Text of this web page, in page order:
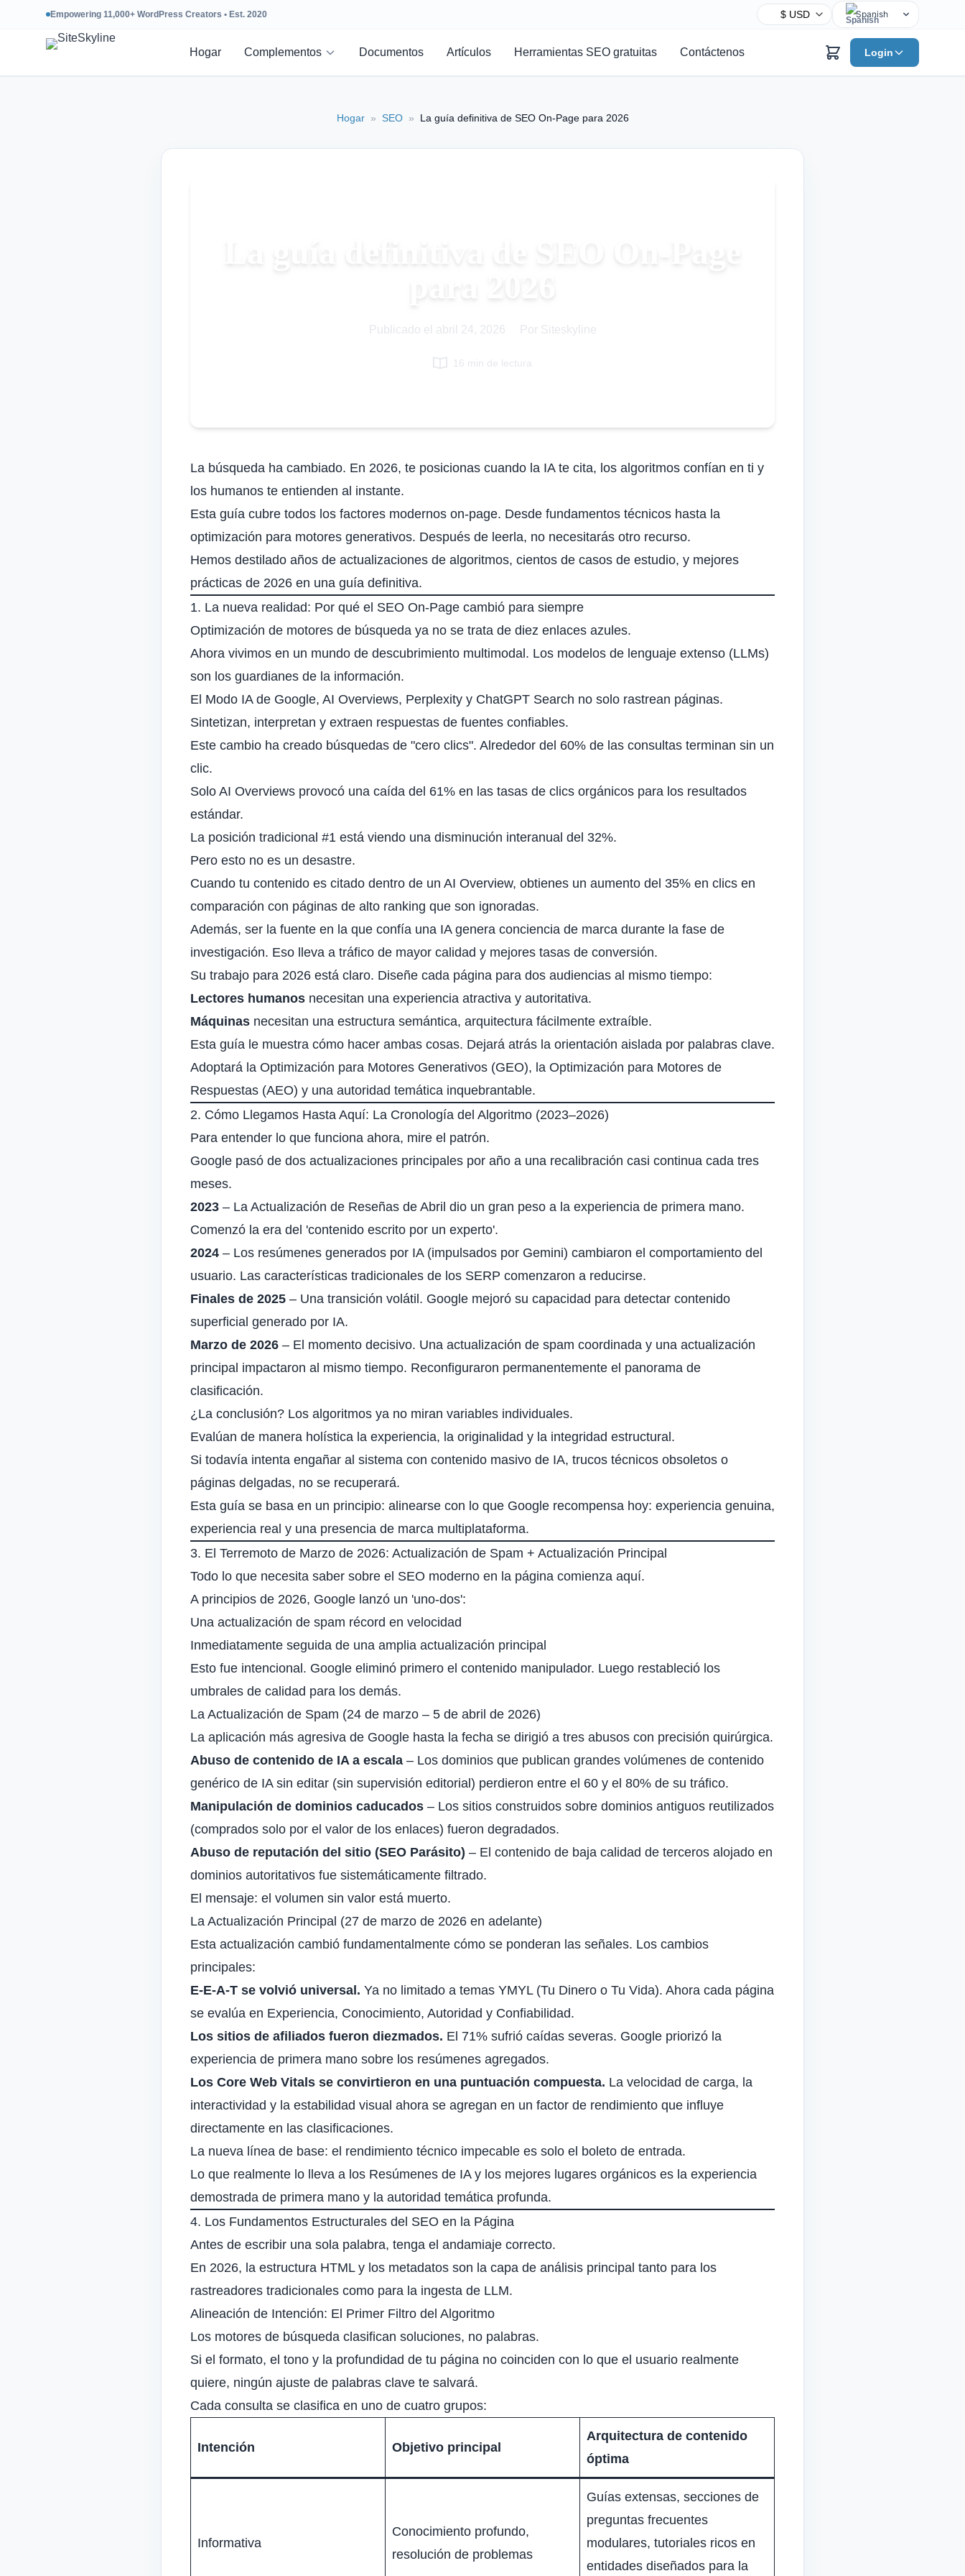
Empowering 11,000+ WordPress Creators • Est. 2020 Spanish
English
Chinese
Hogar Complementos Documentos Artículos Herramientas SEO gratuitas Contáctenos Login
Hogar » SEO » La guía definitiva de SEO On-Page para 2026
Publicado el abril 24, 2026 Por Siteskyline
16 min de lectura
La búsqueda ha cambiado. En 2026, te posicionas cuando la IA te cita, los algoritmos confían en ti y
los humanos te entienden al instante.
Esta guía cubre todos los factores modernos on-page. Desde fundamentos técnicos hasta la
optimización para motores generativos. Después de leerla, no necesitarás otro recurso.
Hemos destilado años de actualizaciones de algoritmos, cientos de casos de estudio, y mejores
prácticas de 2026 en una guía definitiva.
1. La nueva realidad: Por qué el SEO On-Page cambió para siempre
Optimización de motores de búsqueda ya no se trata de diez enlaces azules.
Ahora vivimos en un mundo de descubrimiento multimodal. Los modelos de lenguaje extenso (LLMs)
son los guardianes de la información.
El Modo IA de Google, AI Overviews, Perplexity y ChatGPT Search no solo rastrean páginas.
Sintetizan, interpretan y extraen respuestas de fuentes confiables.
Este cambio ha creado búsquedas de "cero clics". Alrededor del 60% de las consultas terminan sin un
clic.
Solo AI Overviews provocó una caída del 61% en las tasas de clics orgánicos para los resultados
estándar.
La posición tradicional #1 está viendo una disminución interanual del 32%.
Pero esto no es un desastre.
Cuando tu contenido es citado dentro de un AI Overview, obtienes un aumento del 35% en clics en
comparación con páginas de alto ranking que son ignoradas.
Además, ser la fuente en la que confía una IA genera conciencia de marca durante la fase de
investigación. Eso lleva a tráfico de mayor calidad y mejores tasas de conversión.
Su trabajo para 2026 está claro. Diseñe cada página para dos audiencias al mismo tiempo:
Lectores humanos necesitan una experiencia atractiva y autoritativa.
Máquinas necesitan una estructura semántica, arquitectura fácilmente extraíble.
Esta guía le muestra cómo hacer ambas cosas. Dejará atrás la orientación aislada por palabras clave.
Adoptará la Optimización para Motores Generativos (GEO), la Optimización para Motores de
Respuestas (AEO) y una autoridad temática inquebrantable.
2. Cómo Llegamos Hasta Aquí: La Cronología del Algoritmo (2023–2026)
Para entender lo que funciona ahora, mire el patrón.
Google pasó de dos actualizaciones principales por año a una recalibración casi continua cada tres
meses.
2023 – La Actualización de Reseñas de Abril dio un gran peso a la experiencia de primera mano.
Comenzó la era del 'contenido escrito por un experto'.
2024 – Los resúmenes generados por IA (impulsados por Gemini) cambiaron el comportamiento del
usuario. Las características tradicionales de los SERP comenzaron a reducirse.
Finales de 2025 – Una transición volátil. Google mejoró su capacidad para detectar contenido
superficial generado por IA.
Marzo de 2026 – El momento decisivo. Una actualización de spam coordinada y una actualización
principal impactaron al mismo tiempo. Reconfiguraron permanentemente el panorama de
clasificación.
¿La conclusión? Los algoritmos ya no miran variables individuales.
Evalúan de manera holística la experiencia, la originalidad y la integridad estructural.
Si todavía intenta engañar al sistema con contenido masivo de IA, trucos técnicos obsoletos o
páginas delgadas, no se recuperará.
Esta guía se basa en un principio: alinearse con lo que Google recompensa hoy: experiencia genuina,
experiencia real y una presencia de marca multiplataforma.
3. El Terremoto de Marzo de 2026: Actualización de Spam + Actualización Principal
Todo lo que necesita saber sobre el SEO moderno en la página comienza aquí.
A principios de 2026, Google lanzó un 'uno‑dos':
Una actualización de spam récord en velocidad
Inmediatamente seguida de una amplia actualización principal
Esto fue intencional. Google eliminó primero el contenido manipulador. Luego restableció los
umbrales de calidad para los demás.
La Actualización de Spam (24 de marzo – 5 de abril de 2026)
La aplicación más agresiva de Google hasta la fecha se dirigió a tres abusos con precisión quirúrgica.
Abuso de contenido de IA a escala – Los dominios que publican grandes volúmenes de contenido
genérico de IA sin editar (sin supervisión editorial) perdieron entre el 60 y el 80% de su tráfico.
Manipulación de dominios caducados – Los sitios construidos sobre dominios antiguos reutilizados
(comprados solo por el valor de los enlaces) fueron degradados.
Abuso de reputación del sitio (SEO Parásito) – El contenido de baja calidad de terceros alojado en
dominios autoritativos fue sistemáticamente filtrado.
El mensaje: el volumen sin valor está muerto.
La Actualización Principal (27 de marzo de 2026 en adelante)
Esta actualización cambió fundamentalmente cómo se ponderan las señales. Los cambios
principales:
E‑E‑A‑T se volvió universal. Ya no limitado a temas YMYL (Tu Dinero o Tu Vida). Ahora cada página
se evalúa en Experiencia, Conocimiento, Autoridad y Confiabilidad.
Los sitios de afiliados fueron diezmados. El 71% sufrió caídas severas. Google priorizó la
experiencia de primera mano sobre los resúmenes agregados.
Los Core Web Vitals se convirtieron en una puntuación compuesta. La velocidad de carga, la
interactividad y la estabilidad visual ahora se agregan en un factor de rendimiento que influye
directamente en las clasificaciones.
La nueva línea de base: el rendimiento técnico impecable es solo el boleto de entrada.
Lo que realmente lo lleva a los Resúmenes de IA y los mejores lugares orgánicos es la experiencia
demostrada de primera mano y la autoridad temática profunda.
4. Los Fundamentos Estructurales del SEO en la Página
Antes de escribir una sola palabra, tenga el andamiaje correcto.
En 2026, la estructura HTML y los metadatos son la capa de análisis principal tanto para los
rastreadores tradicionales como para la ingesta de LLM.
Alineación de Intención: El Primer Filtro del Algoritmo
Los motores de búsqueda clasifican soluciones, no palabras.
Si el formato, el tono y la profundidad de tu página no coinciden con lo que el usuario realmente
quiere, ningún ajuste de palabras clave te salvará.
Cada consulta se clasifica en uno de cuatro grupos:
Intención Objetivo principal
Arquitectura de contenido
óptima
Informativa
Conocimiento profundo,
resolución de problemas
Guías extensas, secciones de
preguntas frecuentes
modulares, tutoriales ricos en
entidades diseñados para la